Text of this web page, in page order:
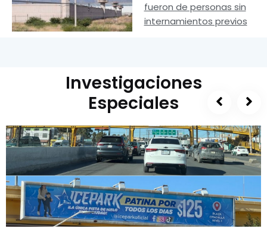
fueron de personas sin
internamientos previos
Investigaciones
Especiales